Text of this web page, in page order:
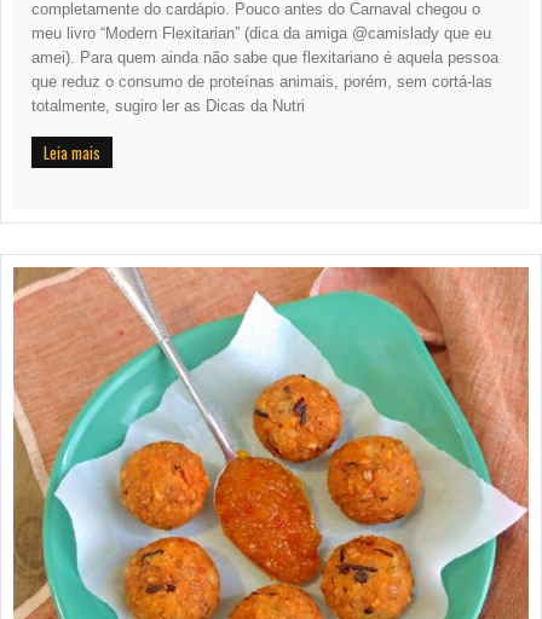
completamente do cardápio. Pouco antes do Carnaval chegou o
meu livro “Modern Flexitarian” (dica da amiga @camislady que eu
amei). Para quem ainda não sabe que flexitariano é aquela pessoa
que reduz o consumo de proteínas animais, porém, sem cortá-las
totalmente, sugiro ler as Dicas da Nutri
Leia mais